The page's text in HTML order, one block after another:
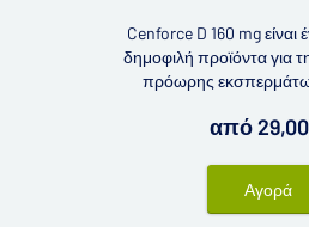
Cenforce D 160 mg είναι
δημοφιλή προϊόντα για
πρόωρης
πλεονέκτημα είναι ο
διαρκή
από
Αγορά